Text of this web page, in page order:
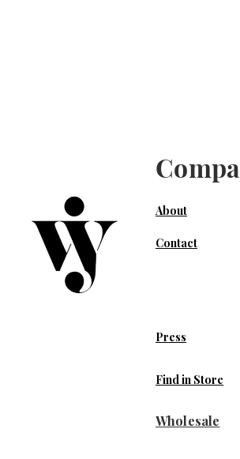
About
Contact
Press
Find in Store
Wholesale